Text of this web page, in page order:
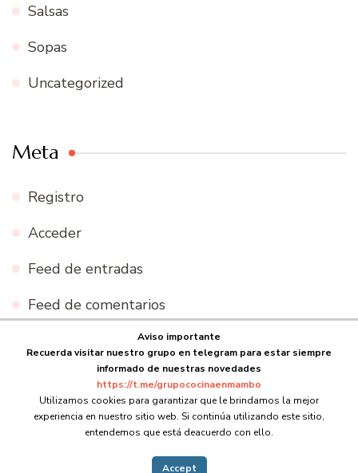
Salsas
Sopas
Uncategorized
Meta
Registro
Acceder
Feed de entradas
Feed de comentarios
© Copyright 2026 Cocina en Mambo . Todos los derechos
.Funciona con
Aviso importante
Recuerda visitar nuestro grupo en telegram para estar siempre
informado de nuestras novedades
https://t.me/grupococinaenmambo
Utilizamos cookies para garantizar que le brindamos la mejor
experiencia en nuestro sitio web. Si continúa utilizando este sitio,
entendemos que está deacuerdo con ello.
Accept